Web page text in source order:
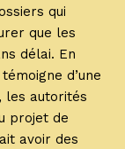
qui
que les
délai. En
d’une
les autorités
projet de
avoir des